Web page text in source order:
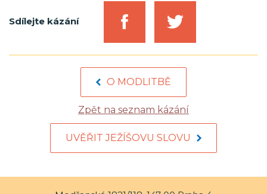
Sdílejte kázání
O MODLITBĚ
Zpět na seznam kázání
UVĚŘIT JEŽÍŠOVU SLOVU